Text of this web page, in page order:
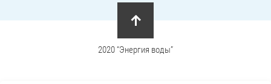
2020 “Энергия воды”